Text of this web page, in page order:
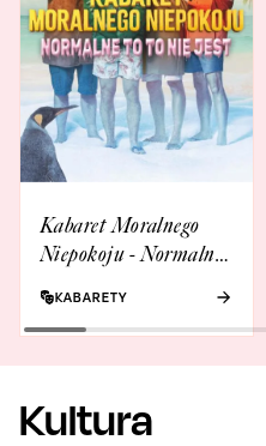
Kabaret Moralnego
Niepokoju - Normalne
KABARETY
Kultura